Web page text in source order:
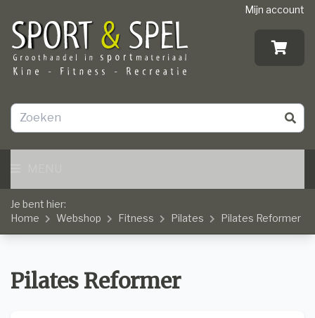
Mijn account
Je bent hier:
Home
Webshop Fitness Pilates Pilates Reformer
Pilates Reformer